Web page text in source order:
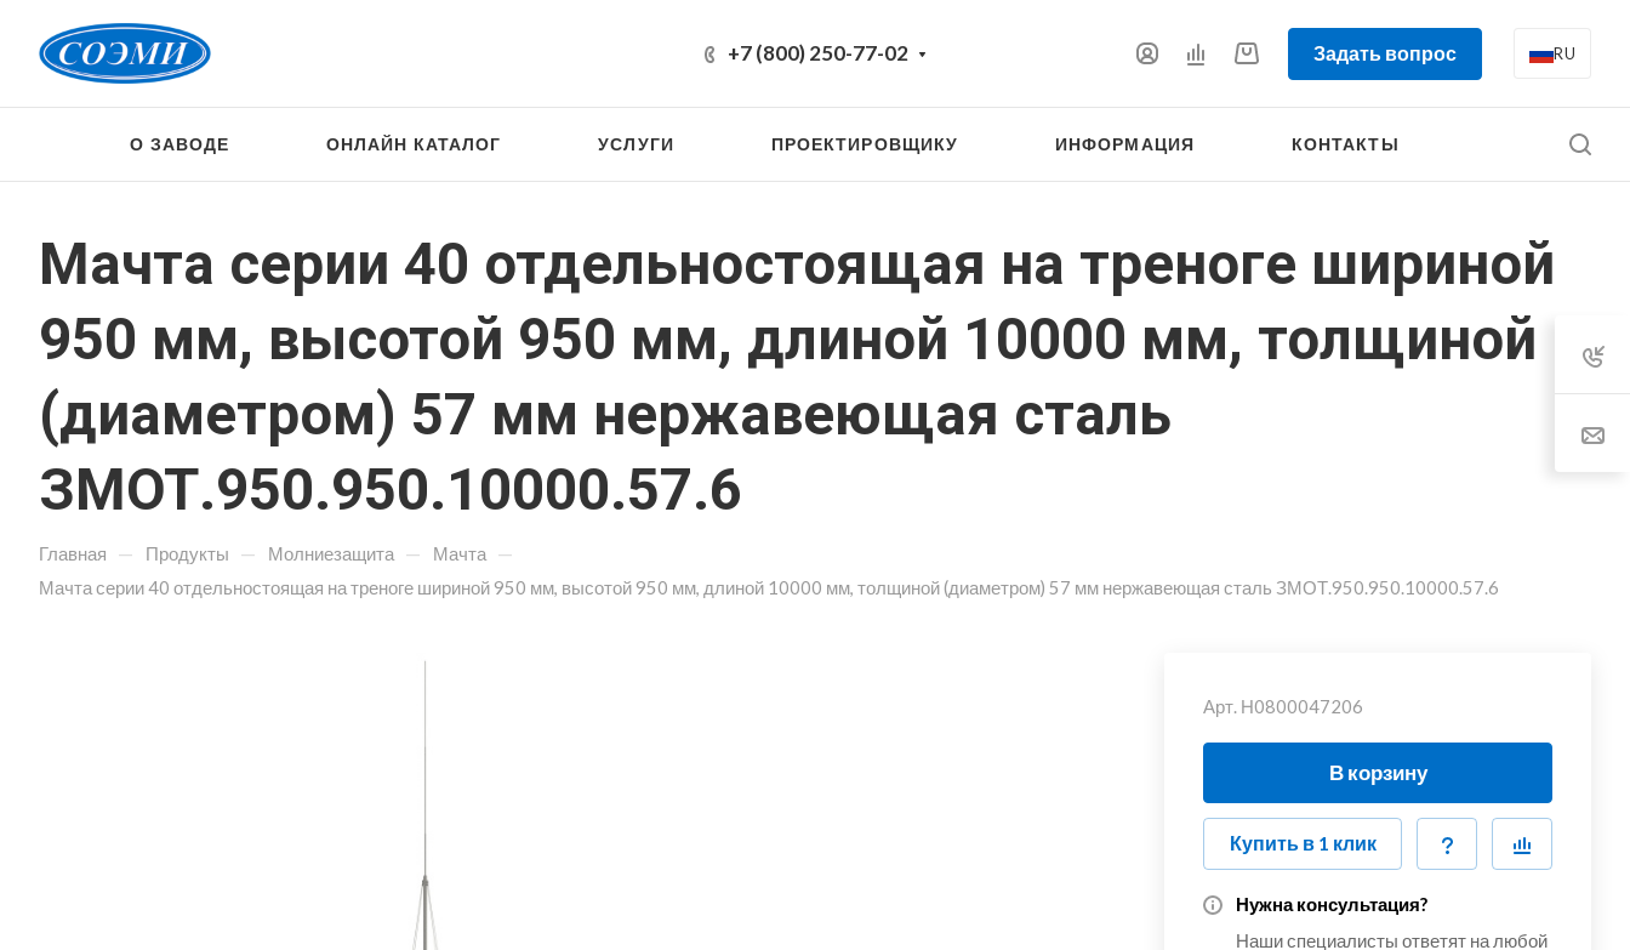
+7 (800) 250-77-02 Задать вопрос RU
О ЗАВОДЕ ОНЛАЙН КАТАЛОГ УСЛУГИ ПРОЕКТИРОВЩИКУ ИНФОРМАЦИЯ КОНТАКТЫ
Мачта серии 40 отдельностоящая на треноге шириной
950 мм, высотой 950 мм, длиной 10000 мм, толщиной
(диаметром) 57 мм нержавеющая сталь
ЗМОТ.950.950.10000.57.6
Главная — Продукты — Молниезащита — Мачта —
Мачта серии 40 отдельностоящая на треноге шириной 950 мм, высотой 950 мм, длиной 10000 мм, толщиной (диаметром) 57 мм нержавеющая сталь ЗМОТ.950.950.10000.57.6
Арт. Н0800047206
В корзину
Купить в 1 клик
Нужна консультация?
Наши специалисты ответят на любой